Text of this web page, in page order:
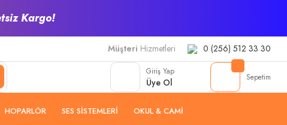
Kargo!
Müşteri Hizmetleri 0 (256) 512 33 30
Giriş Yap
Üye Ol Sepetim
HOPARLÖR SES SISTEMLERI OKUL & CAMI